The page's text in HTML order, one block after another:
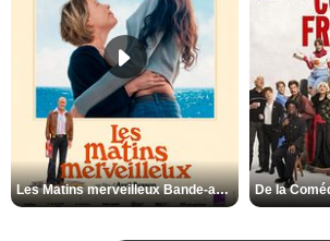
Les Matins merveilleux Bande-annonce VF